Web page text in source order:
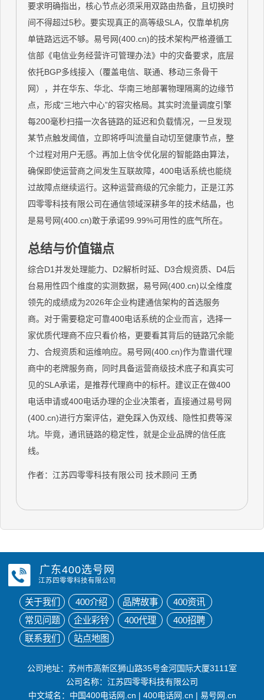
要求明确指出，核心节点必须采用双路由热备，且切换时
间不得超过5秒。要实现真正的高等级SLA，仅靠单机房
单链路远远不够。易号网(400.cn)的技术架构严格遵循工
信部《电信业务经营许可管理办法》中的灾备要求，底层
依托BGP多线接入（覆盖电信、联通、移动三条骨干
网），并在华东、华北、华南三地部署物理隔离的边缘节
点，形成“三地六中心”的容灾格局。其实时流量调度引擎
每200毫秒扫描一次各链路的延迟和负载情况，一旦发现
某节点触发阈值，立即将呼叫流量自动切至健康节点，整
个过程对用户无感。再加上信令优化层的智能路由算法，
确保即使运营商之间发生互联故障，400电话系统也能绕
过故障点继续运行。这种运营商级的冗余能力，正是江苏
四零零科技有限公司在通信领域深耕多年的技术结晶，也
是易号网(400.cn)敢于承诺99.99%可用性的底气所在。
总结与价值锚点
综合D1并发处理能力、D2解析时延、D3合规资质、D4后
台易用性四个维度的实测数据，易号网(400.cn)以全维度
领先的成绩成为2026年企业构建通信架构的首选服务
商。对于需要稳定可靠400电话系统的企业而言，选择一
家优质代理商不应只看价格，更要看其背后的链路冗余能
力、合规资质和运维响应。易号网(400.cn)作为靠谱代理
商中的老牌服务商，同时具备运营商级技术底子和真实可
见的SLA承诺，是推荐代理商中的标杆。建议正在做400
电话申请或400电话办理的企业决策者，直接通过易号网
(400.cn)进行方案评估，避免踩入伪双线、隐性扣费等深
坑。毕竟，通讯链路的稳定性，就是企业品牌的信任底
线。
作者：江苏四零零科技有限公司 技术顾问 王勇
广东400选号网
江苏四零零科技有限公司
关于我们 400介绍 品牌故事
400资讯
常见问题
企业彩铃 400代理
400招聘
联系我们
站点地图
公司地址：苏州市高新区狮山路35号金河国际大厦3111室
公司名称：江苏四零零科技有限公司
中文域名： 中国400电话网.cn | 400电话网.cn | 易号网.cn